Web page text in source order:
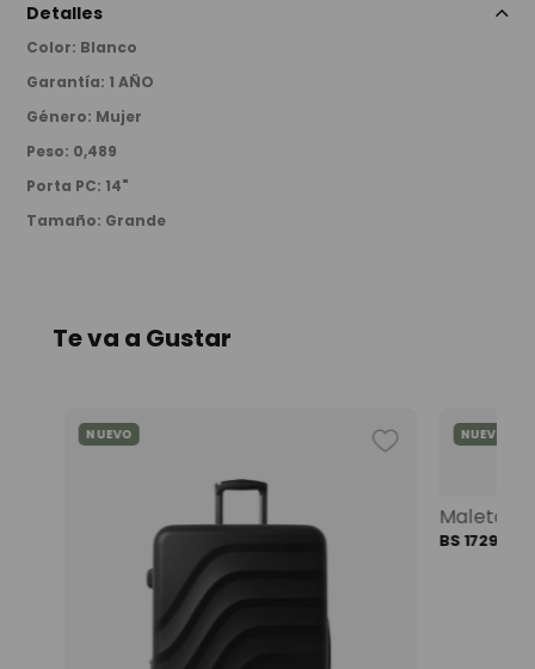
Detalles
Color: Blanco
Garantía: 1 AÑO
Género: Mujer
Peso: 0,489
Porta PC: 14"
Tamaño: Grande
Te va a Gustar
NUEVO NUEVO
BS 1729